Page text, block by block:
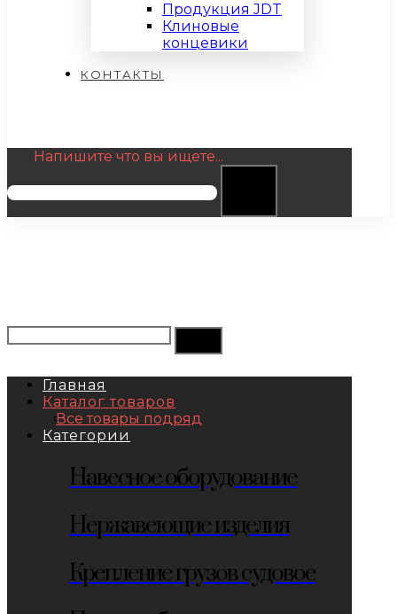
Продукция JDT
Клиновые
концевики
КОНТАКТЫ
Напишите что вы ищете...
Главная
Каталог товаров
Все товары подряд
Категории
Навесное оборудование
Нержавеющие изделия
Крепление грузов судовое